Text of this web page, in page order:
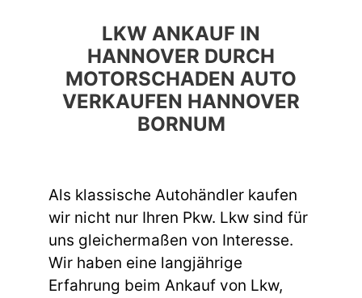
LKW ANKAUF IN
HANNOVER DURCH
MOTORSCHADEN AUTO
VERKAUFEN HANNOVER
BORNUM
Als klassische Autohändler kaufen
wir nicht nur Ihren Pkw. Lkw sind für
uns gleichermaßen von Interesse.
Wir haben eine langjährige
Erfahrung beim Ankauf von Lkw,